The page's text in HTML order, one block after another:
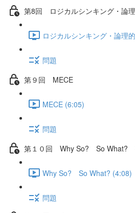
第8回 ロジカルシンキング・論
ロジカルシンキング・論理
問題
第９回 MECE
MECE (6:05)
問題
第１０回 Why So? So What?
Why So? So What? (4:08)
問題